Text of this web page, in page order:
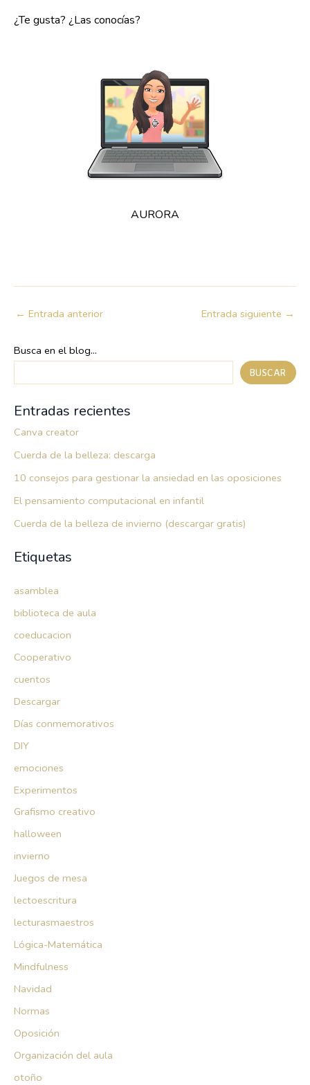
¿Te gusta? ¿Las conocías?
AURORA
← Entrada anterior Entrada siguiente →
Busca en el blog...
BUSCAR
Entradas recientes
Canva creator
Cuerda de la belleza: descarga
10 consejos para gestionar la ansiedad en las oposiciones
El pensamiento computacional en infantil
Cuerda de la belleza de invierno (descargar gratis)
Etiquetas
asamblea
biblioteca de aula
coeducacion
Cooperativo
cuentos
Descargar
Días conmemorativos
DIY
emociones
Experimentos
Grafismo creativo
halloween
invierno
Juegos de mesa
lectoescritura
lecturasmaestros
Lógica-Matemática
Mindfulness
Navidad
Normas
Oposición
Organización del aula
otoño